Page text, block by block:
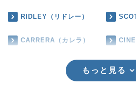
RIDLEY（リドレー）
CARRERA（カレラ）
もっと見る